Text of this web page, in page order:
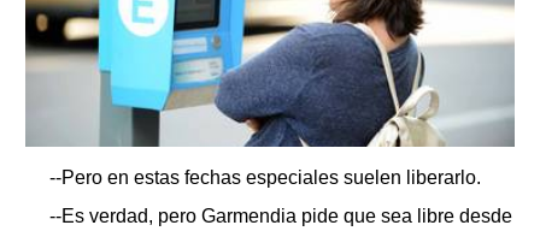
--Pero en estas fechas especiales suelen liberarlo.
--Es verdad, pero Garmendia pide que sea libre desde